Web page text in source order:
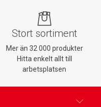
Stort sortiment
Mer än 32 000 produkter
Hitta enkelt allt till
arbetsplatsen